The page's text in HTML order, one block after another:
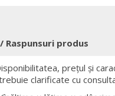
Raspunsuri produs
prețul și
clarificate cu